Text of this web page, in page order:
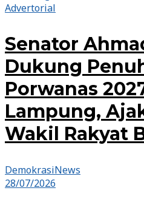
Advertorial
Senator
Dukung
Porwanas
Lampung,
Wakil Rakyat
DemokrasiNews
28/07/2026